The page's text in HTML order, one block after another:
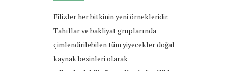
Filizler her bitkinin yeni örnekleridir.
Tahıllar ve bakliyat gruplarında
çimlendirilebilen tüm yiyecekler doğal
kaynak besinleri olarak